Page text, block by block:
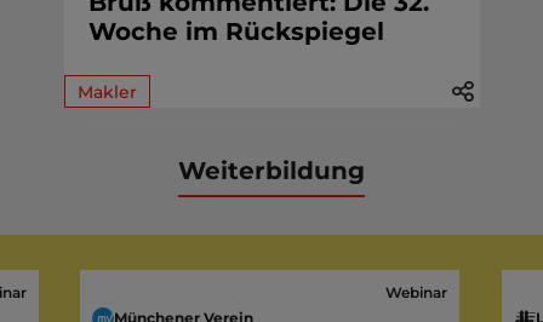
Woche im Rückspiegel
Makler
Weiterbildung
Webinar
Münchener Verein